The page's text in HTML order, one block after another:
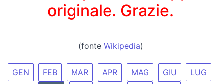
originale. Grazie.
(fonte Wikipedia)
GEN FEB MAR APR MAG GIU
LUG